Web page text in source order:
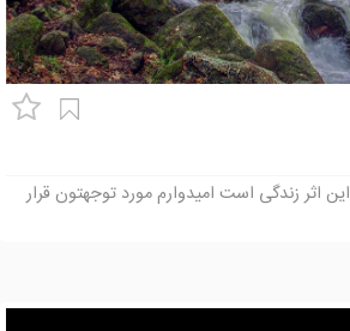
این اثر زندگی است امیدوارم مورد توجهتون قرار